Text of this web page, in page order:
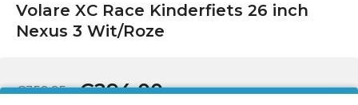
Volare XC Race Kinderfiets 26 inch
Nexus 3 Wit/Roze
€294,00
€359,95